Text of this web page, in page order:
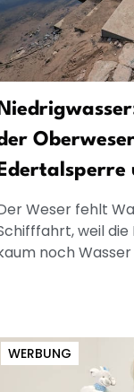
Weser fehlt
weil
noch Wasser
WERBUNG